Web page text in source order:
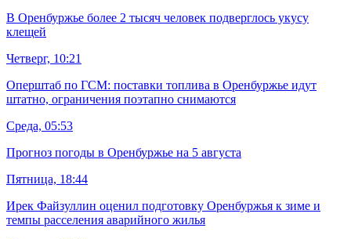
В Оренбуржье более 2 тысяч человек подверглось укусу
клещей
Четверг, 10:21
Оперштаб по ГСМ: поставки топлива в Оренбуржье идут
штатно, ограничения поэтапно снимаются
Среда, 05:53
Прогноз погоды в Оренбуржье на 5 августа
Пятница, 18:44
Ирек Файзуллин оценил подготовку Оренбуржья к зиме и
темпы расселения аварийного жилья